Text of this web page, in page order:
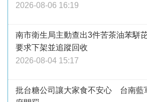
2026-08-06 16:19
南市衛生局主動查出3件苦茶油苯駢
要求下架並追蹤回收
2026-08-04 15:17
批台糖公司讓大家食不安心 台南藍